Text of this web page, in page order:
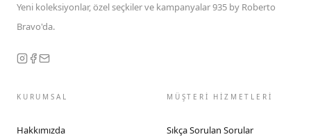
Yeni koleksiyonlar, özel seçkiler ve kampanyalar 935 by Roberto
Bravo'da.
KURUMSAL
Hakkımızda
MÜŞTERİ HİZMETLERİ
Sıkça Sorulan Sorular